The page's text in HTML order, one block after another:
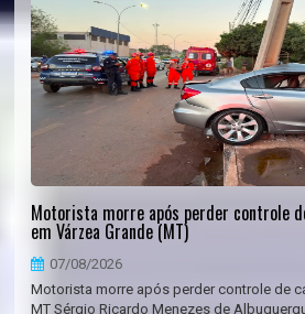
Motorista morre após perder controle
em Várzea Grande (MT)
07/08/2026
Motorista morre após perder controle de
MT Sérgio Ricardo Menezes de